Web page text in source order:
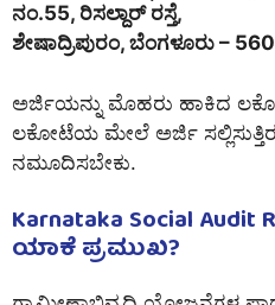
ನಂ.55, ರಿಸಲ್ದಾರ್ ರಸ್ತೆ,
ಶೇಷಾದ್ರಿಪುರಂ, ಬೆಂಗಳೂರು –
ಅರ್ಜಿಯನ್ನು ಮೊಹರು ಹಾಕಿದ
ಲಕೋಟೆಯ ಮೇಲೆ ಅರ್ಜಿ
ನಮೂದಿಸಬೇಕು.
Karnataka Social Audit
ಯಾಕೆ ಪ್ರಮುಖ?